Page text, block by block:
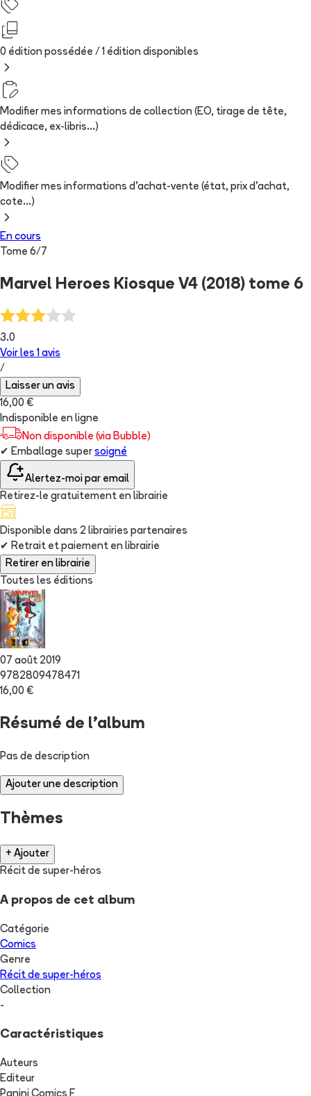
0 édition possédée / 1 édition disponibles
Modifier mes informations de collection (EO, tirage de tête,
dédicace, ex-libris...)
Modifier mes informations d'achat-vente (état, prix d'achat,
cote...)
En cours
Tome 6/ 7
Marvel Heroes Kiosque V4 (2018) tome 6
3.0
Voir les 1 avis
/
Laisser un avis
16,00 €
Indisponible en ligne
Non disponible (via Bubble)
✔ Emballage super soigné
Alertez-moi par email
Retirez-le gratuitement en librairie
Disponible dans 2 librairies partenaires
✔ Retrait et paiement en librairie
Retirer en librairie
Toutes les éditions
07 août 2019
9782809478471
16,00 €
Résumé de l'album
Pas de description
Ajouter une description
Thèmes
+ Ajouter
Récit de super-héros
A propos de cet album
Catégorie
Comics
Genre
Récit de super-héros
Collection
-
Caractéristiques
Auteurs
Editeur